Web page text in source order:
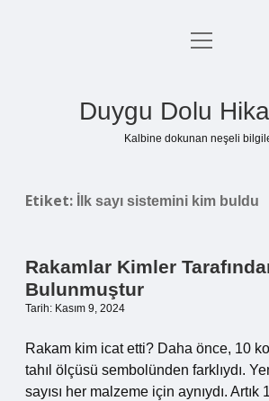
Anasayfa
menüyü
Duygu Dolu
Kalbine dokunan neşeli
Etiket: İlk sayı sistemini kim buldu
Rakamlar Kimler
Bulunmuştur
Tarih: Kasım 9, 2024
Rakam kim icat etti? Daha önce, 10
tahıl ölçüsü sembolünden farklıydı.
sayısı her malzeme için aynıydı. Artık